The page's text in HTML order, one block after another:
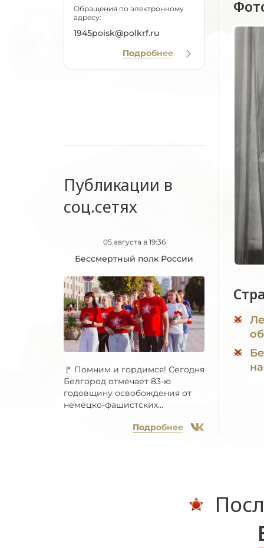
Обращения по электронному
адресу:
1945poisk@polkrf.ru
Подробнее
Публикации в
соц.сетях
05 августа в 19:36
Бессмертный полк России
🚩 Помним и гордимся! Сегодня
Белгород отмечает 83-ю
годовщину освобождения от
немецко-фашистских...
Подробнее